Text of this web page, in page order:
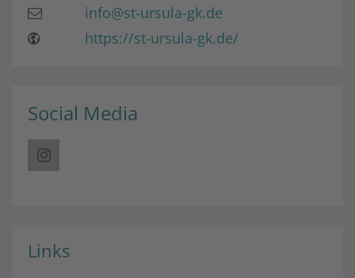
info@st-ursula-gk.de
https://st-ursula-gk.de/
Social Media
Links